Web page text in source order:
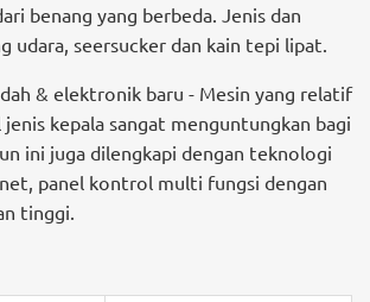
benang yang berbeda. Jenis dan
udara, seersucker dan kain tepi lipat.
& elektronik baru - Mesin yang relatif
kepala sangat menguntungkan bagi
ini juga dilengkapi dengan teknologi
panel kontrol multi fungsi dengan
tinggi.